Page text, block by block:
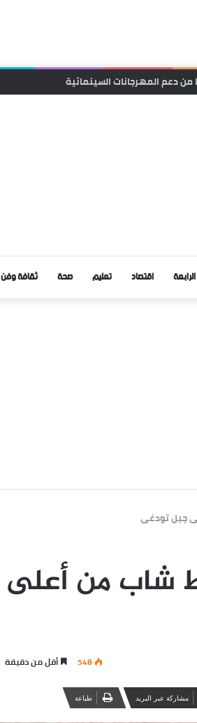
لوقف حوادث السير ؟
اقتصاد تعليم صحة ثقافة وفن
جبل تودغى
من أعلى
548 أقل من دقيقة
مشاركة عبر البريد طباعة